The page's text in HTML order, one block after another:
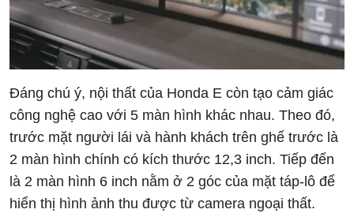
Đáng chú ý, nội thất của Honda E còn tạo cảm giác
công nghệ cao với 5 màn hình khác nhau. Theo đó,
trước mặt người lái và hành khách trên ghế trước là
2 màn hình chính có kích thước 12,3 inch. Tiếp đến
là 2 màn hình 6 inch nằm ở 2 góc của mặt táp-lô để
hiển thị hình ảnh thu được từ camera ngoại thất.